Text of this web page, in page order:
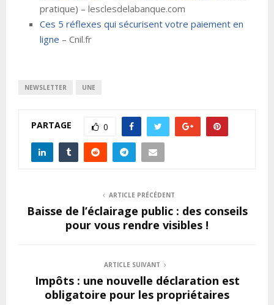
pratique) – lesclesdelabanque.com
Ces 5 réflexes qui sécurisent votre paiement en
ligne – Cnil.fr
NEWSLETTER UNE
PARTAGE 0
ARTICLE PRÉCÉDENT
Baisse de l’éclairage public : des conseils
pour vous rendre visibles !
ARTICLE SUIVANT
Impôts : une nouvelle déclaration est
obligatoire pour les propriétaires